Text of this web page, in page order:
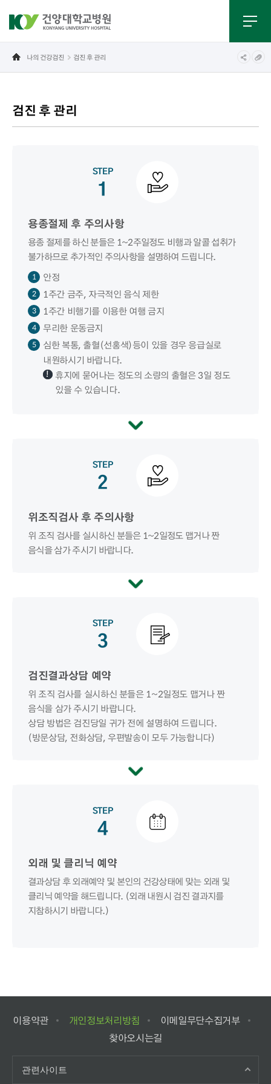
나의 건강검진 검진 후 관리
검진 후 관리
STEP
1
용종절제 후 주의사항
용종 절제를 하신 분들은 1~2주일정도 비행과 알콜 섭취가
불가하므로 추가적인 주의사항을 설명하여 드립니다.
1 안정
2 1주간 금주, 자극적인 음식 제한
3 1주간 비행기를 이용한 여행 금지
4 무리한 운동금지
5
심한 복통, 출혈(선홍색)등이 있을 경우 응급실로
내원하시기 바랍니다.
휴지에 묻어나는 정도의 소량의 출혈은 3일 정도
있을 수 있습니다.
STEP
2
위조직검사 후 주의사항
위 조직 검사를 실시하신 분들은 1~2일정도 맵거나 짠
음식을 삼가 주시기 바랍니다.
STEP
3
검진결과상담 예약
위 조직 검사를 실시하신 분들은 1~2일정도 맵거나 짠
음식을 삼가 주시기 바랍니다.
상담 방법은 검진당일 귀가 전에 설명하여 드립니다.
(방문상담, 전화상담, 우편발송이 모두 가능합니다)
STEP
4
외래 및 클리닉 예약
결과상담 후 외래예약 및 본인의 건강상태에 맞는 외래 및
클리닉 예약을 해드립니다. (외래 내원시 검진 결과지를
지참하시기 바랍니다.)
이용약관 개인정보처리방침
이메일무단수집거부
찾아오시는길
관련사이트